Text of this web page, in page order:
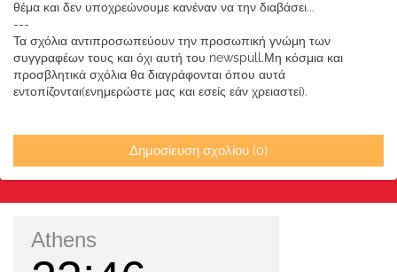
θέμα και δεν υποχρεώνουμε κανέναν να την διαβάσει...
---
Τα σχόλια αντιπροσωπεύουν την προσωπική γνώμη των
συγγραφέων τους και όχι αυτή του newspull.Μη κόσμια και
προσβλητικά σχόλια θα διαγράφονται όπου αυτά
εντοπίζονται(ενημερώστε μας και εσείς εάν χρειαστεί).
Δημοσίευση σχολίου (0)
Athens